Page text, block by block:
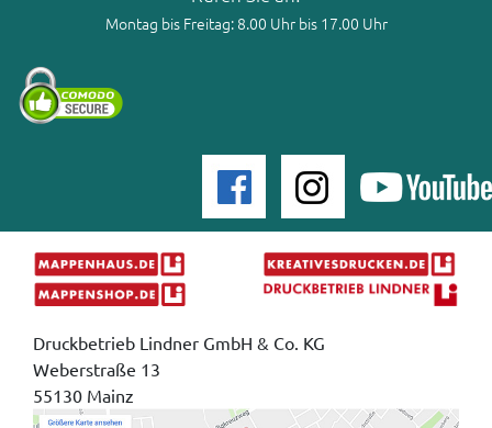
Montag bis Freitag: 8.00 Uhr bis 17.00 Uhr
Druckbetrieb Lindner GmbH & Co. KG
Weberstraße 13
55130 Mainz